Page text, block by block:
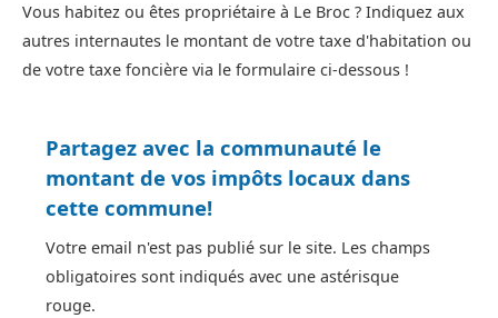
Vous habitez ou êtes propriétaire à Le Broc ? Indiquez aux
autres internautes le montant de votre taxe d'habitation ou
de votre taxe foncière via le formulaire ci-dessous !
Partagez avec la communauté le
montant de vos impôts locaux dans
cette commune!
Votre email n'est pas publié sur le site. Les champs
obligatoires sont indiqués avec une astérisque
rouge.